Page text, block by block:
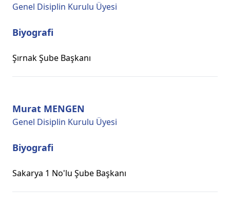
Genel Disiplin Kurulu Üyesi
Biyografi
Şırnak Şube Başkanı
Murat MENGEN
Genel Disiplin Kurulu Üyesi
Biyografi
Sakarya 1 No'lu Şube Başkanı